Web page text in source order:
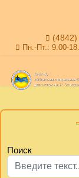
(4842)
Пн.-Пт.: 9.00-
Поиск